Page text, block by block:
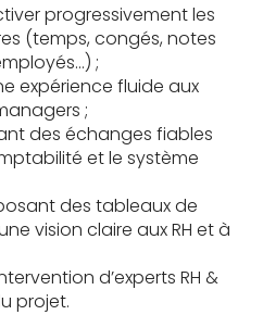
progressivement les
(temps, congés, notes
;
expérience fluide aux
;
des échanges fiables
et le système
des tableaux de
vision claire aux RH et à
d’experts RH &
projet.